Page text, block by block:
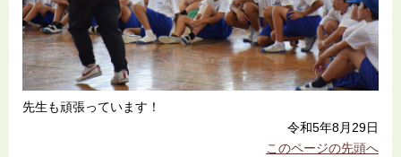
先生も頑張っています！
令和5年8月29日
このページの先頭へ